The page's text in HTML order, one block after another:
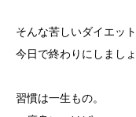
そんな苦しいダイエッ
今日で終わりにしましょ
習慣は一生もの。